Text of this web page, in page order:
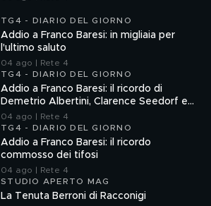
TG4 - DIARIO DEL GIORNO
Addio a Franco Baresi: in migliaia per
l'ultimo saluto
04 ago | Rete 4
TG4 - DIARIO DEL GIORNO
Addio a Franco Baresi: il ricordo di
Demetrio Albertini, Clarence Seedorf e
Giovanni Galli
04 ago | Rete 4
TG4 - DIARIO DEL GIORNO
Addio a Franco Baresi: il ricordo
commosso dei tifosi
04 ago | Rete 4
STUDIO APERTO MAG
La Tenuta Berroni di Racconigi